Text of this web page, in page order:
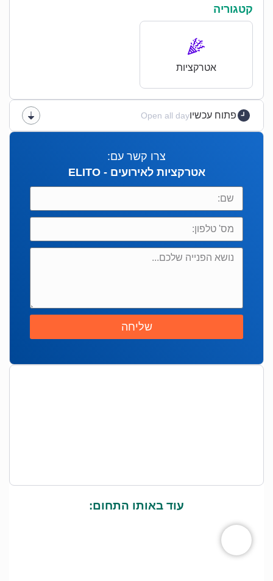
קטגוריה
אטרקציות
פתוח עכשיוOpen all day
צרו קשר עם:
אטרקציות לאירועים - ELITO
שליחה
עוד באותו התחום: